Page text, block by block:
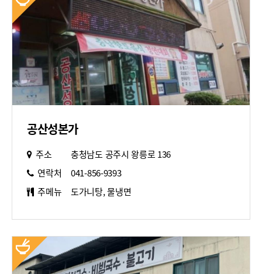
공산성본가
주소
충청남도 공주시 왕릉로 136
연락처
041-856-9393
주메뉴
도가니탕, 물냉면